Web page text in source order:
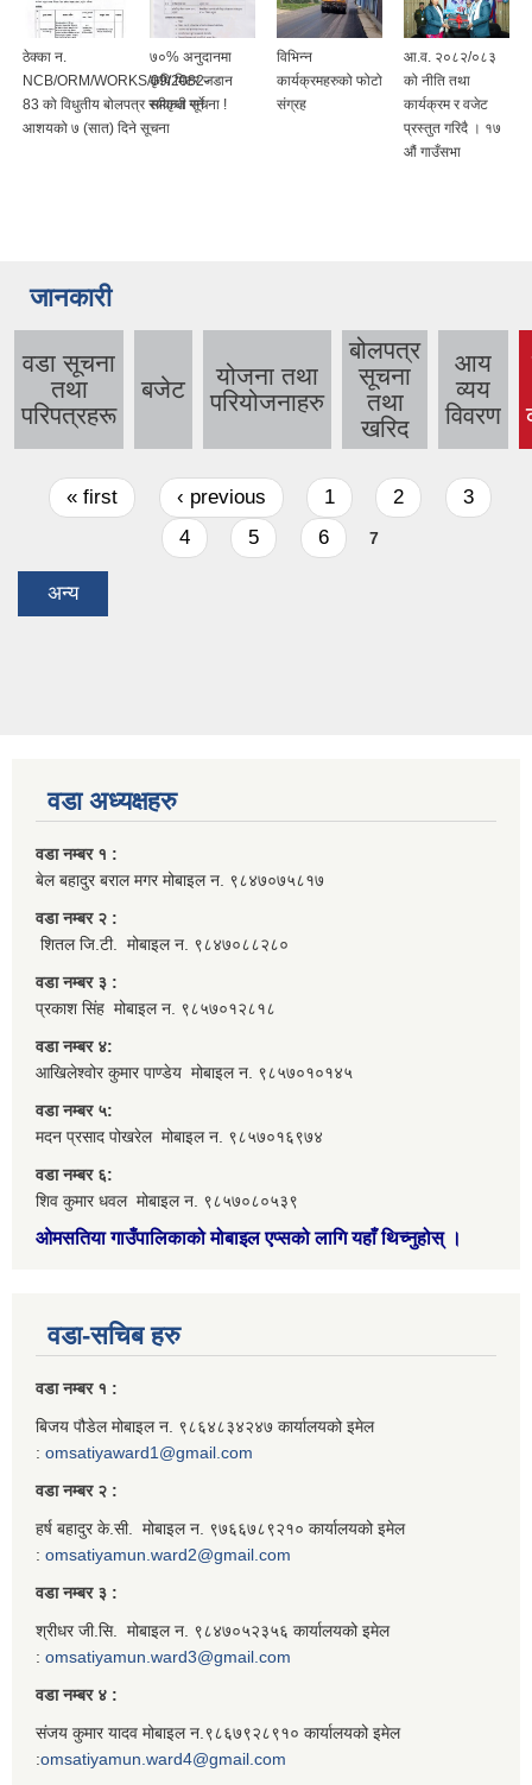
ठेक्का न.
NCB/ORM/WORKS/09/2082-
83 को विधुतीय बोलपत्र स्वीकृत गर्ने
आशयको ७ (सात) दिने सूचना
७०% अनुदानमा
कृषि मिटर जडान
सम्वन्धी सूचना !
विभिन्न
कार्यक्रमहरुको फोटो
संग्रह
आ.व. २०८२/०८३
को नीति तथा
कार्यक्रम र वजेट
प्रस्तुत गरिदै । १७
औं गाउँसभा
जानकारी
वडा सूचना
तथा
परिपत्रहरू
बजेट
योजना तथा
परियोजनाहरु
बोलपत्र
सूचना
तथा
खरिद
आय
व्यय
विवरण
Pages
« first ‹ previous 1 2
3
4
5 6 7
अन्य
वडा अध्यक्षहरु
वडा नम्बर १ :
बेल बहादुर बराल मगर मोबाइल न. ९८४७०७५८१७
वडा नम्बर २ :
शितल जि.टी. मोबाइल न. ९८४७०८८२८०
वडा नम्बर ३ :
प्रकाश सिंह मोबाइल न. ९८५७०१२८१८
वडा नम्बर ४:
आखिलेश्वोर कुमार पाण्डेय मोबाइल न. ९८५७०१०१४५
वडा नम्बर ५:
मदन प्रसाद पोखरेल मोबाइल न. ९८५७०१६९७४
वडा नम्बर ६:
शिव कुमार धवल मोबाइल न. ९८५७०८०५३९
ओमसतिया गाउँपालिकाको मोबाइल एप्सको लागि यहाँ थिच्नुहोस् ।
वडा-सचिब हरु
वडा नम्बर १ :
बिजय पौडेल मोबाइल न. ९८६४८३४२४७ कार्यालयको इमेल
: omsatiyaward1@gmail.com
वडा नम्बर २ :
हर्ष बहादुर के.सी. मोबाइल न. ९७६६७८९२१० कार्यालयको इमेल
: omsatiyamun.ward2@gmail.com
वडा नम्बर ३ :
श्रीधर जी.सि. मोबाइल न. ९८४७०५२३५६ कार्यालयको इमेल
: omsatiyamun.ward3@gmail.com
वडा नम्बर ४ :
संजय कुमार यादव मोबाइल न.९८६७९२८९१० कार्यालयको इमेल
:omsatiyamun.ward4@gmail.com